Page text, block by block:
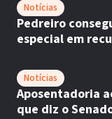
Notícias
Pedreiro
especial em
Notícias
Aposentadoria
que diz o